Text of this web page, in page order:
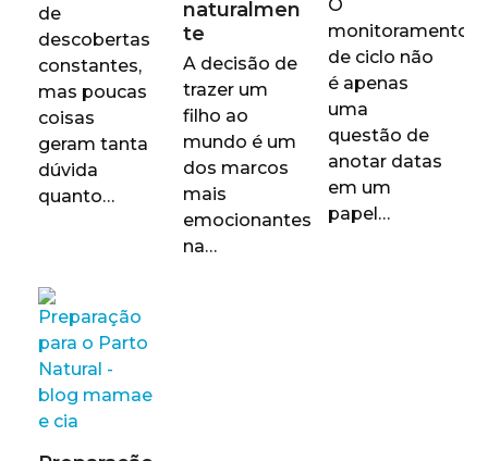
de
descobertas
constantes,
mas poucas
coisas
geram tanta
dúvida
quanto…
naturalmen
te
A decisão de
trazer um
filho ao
mundo é um
dos marcos
mais
emocionantes
na…
O
monitoramento
de ciclo não
é apenas
uma
questão de
anotar datas
em um
papel…